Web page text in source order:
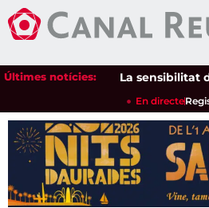
Últimes notícies:La sensibilitat de
En directe